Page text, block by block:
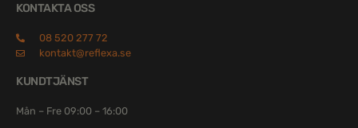
KONTAKTA OSS
08 520 277 72
kontakt@reflexa.se
KUNDTJÄNST
Mån – Fre 09:00 – 16:00